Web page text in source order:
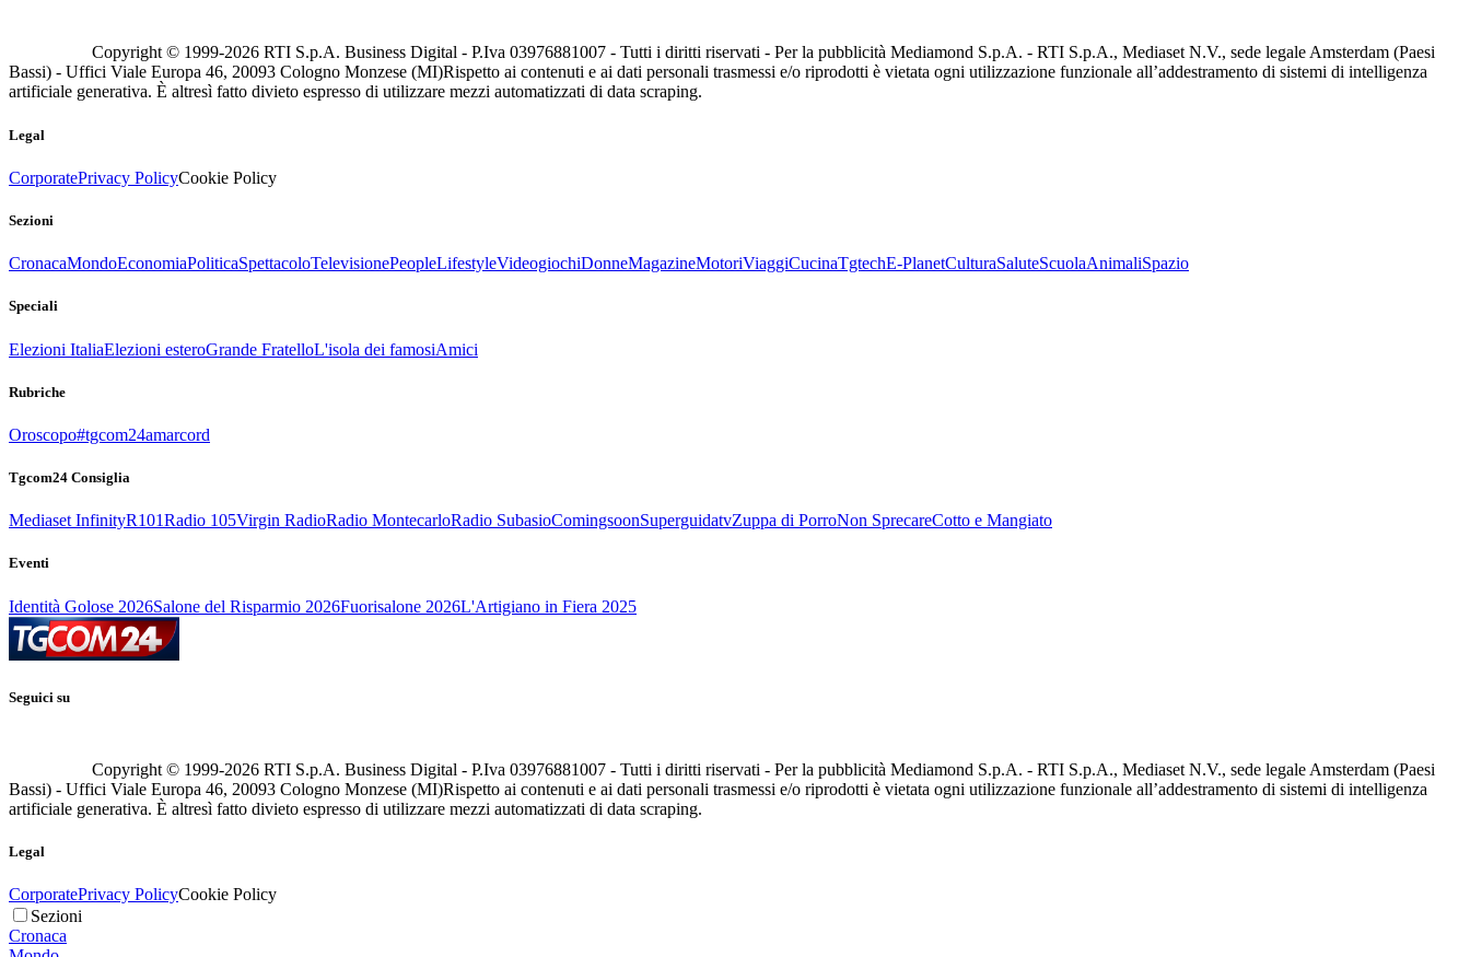
Copyright © 1999-2026 RTI S.p.A. Business Digital - P.Iva 03976881007 - Tutti i diritti riservati - Per la pubblicità Mediamond S.p.A. - RTI S.p.A., Mediaset N.V., sede legale Amsterdam (Paesi
Bassi) - Uffici Viale Europa 46, 20093 Cologno Monzese (MI)Rispetto ai contenuti e ai dati personali trasmessi e/o riprodotti è vietata ogni utilizzazione funzionale all’addestramento di sistemi di intelligenza
artificiale generativa. È altresì fatto divieto espresso di utilizzare mezzi automatizzati di data scraping.
Legal
CorporatePrivacy PolicyCookie Policy
Sezioni
CronacaMondoEconomiaPoliticaSpettacoloTelevisionePeopleLifestyleVideogiochiDonneMagazineMotoriViaggiCucinaTgtechE-PlanetCulturaSaluteScuolaAnimaliSpazio
Speciali
Elezioni ItaliaElezioni esteroGrande FratelloL'isola dei famosiAmici
Rubriche
Oroscopo#tgcom24amarcord
Tgcom24 Consiglia
Mediaset InfinityR101Radio 105Virgin RadioRadio MontecarloRadio SubasioComingsoonSuperguidatvZuppa di PorroNon SprecareCotto e Mangiato
Eventi
Identità Golose 2026Salone del Risparmio 2026Fuorisalone 2026L'Artigiano in Fiera 2025
Seguici su
Copyright © 1999-2026 RTI S.p.A. Business Digital - P.Iva 03976881007 - Tutti i diritti riservati - Per la pubblicità Mediamond S.p.A. - RTI S.p.A., Mediaset N.V., sede legale Amsterdam (Paesi
Bassi) - Uffici Viale Europa 46, 20093 Cologno Monzese (MI)Rispetto ai contenuti e ai dati personali trasmessi e/o riprodotti è vietata ogni utilizzazione funzionale all’addestramento di sistemi di intelligenza
artificiale generativa. È altresì fatto divieto espresso di utilizzare mezzi automatizzati di data scraping.
Legal
CorporatePrivacy PolicyCookie Policy
Sezioni
Cronaca